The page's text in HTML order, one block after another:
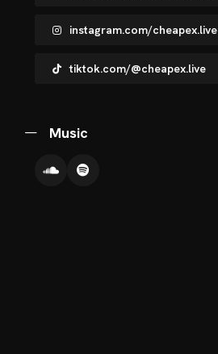
instagram.com/cheapex.live
tiktok.com/@cheapex.live
Music